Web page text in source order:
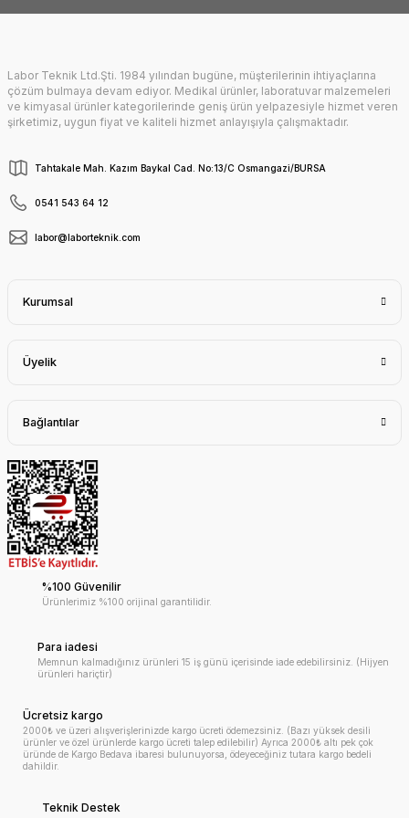
Gönder
Labor Teknik Ltd.Şti. 1984 yılından bugüne, müşterilerinin ihtiyaçlarına
çözüm bulmaya devam ediyor. Medikal ürünler, laboratuvar malzemeleri
ve kimyasal ürünler kategorilerinde geniş ürün yelpazesiyle hizmet veren
şirketimiz, uygun fiyat ve kaliteli hizmet anlayışıyla çalışmaktadır.
Tahtakale Mah. Kazım Baykal Cad. No:13/C Osmangazi/BURSA
0541 543 64 12
labor@laborteknik.com
Kurumsal
Üyelik
Bağlantılar
%100 Güvenilir
Ürünlerimiz %100 orijinal garantilidir.
Para iadesi
Memnun kalmadığınız ürünleri 15 iş günü içerisinde iade edebilirsiniz. (Hijyen
ürünleri hariçtir)
Ücretsiz kargo
2000₺ ve üzeri alışverişlerinizde kargo ücreti ödemezsiniz. (Bazı yüksek desili
ürünler ve özel ürünlerde kargo ücreti talep edilebilir) Ayrıca 2000₺ altı pek çok
üründe de Kargo Bedava ibaresi bulunuyorsa, ödeyeceğiniz tutara kargo bedeli
dahildir.
Teknik Destek